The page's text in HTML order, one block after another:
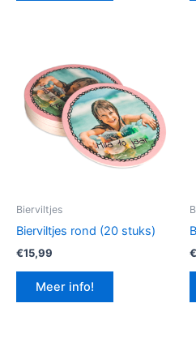
Bierviltjes
Bierviltjes rond (20 stuks)
€15,99
Meer info!
€